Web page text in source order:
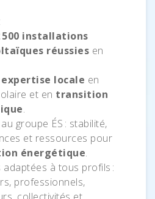
500 installations
réussies en
expertise locale en
et en transition
.
groupe ÉS : stabilité,
et ressources pour
énergétique.
adaptées à tous profils :
professionnels,